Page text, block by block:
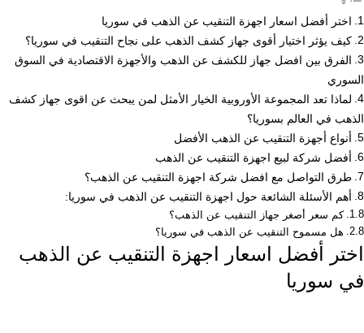
اختر أفضل اسعار اجهزة التنقيب عن الذهب في سوريا
كيف يؤثر اختيار أقوى جهاز كشف الذهب على نجاح التنقيب في سوريا؟
الفرق بين افضل جهاز للكشف عن الذهب والأجهزة الاقتصادية في السوق
السوري
لماذا تعد المجموعة الأوروبية الخيار الأمثل لمن يبحث عن اقوى جهاز كشف
الذهب في العالم بسوريا؟
أنواع أجهزة التنقيب عن الذهب الأفضل
أفضل شركة لبيع اجهزة التنقيب عن الذهب
طرق التواصل مع افضل شركة اجهزة التنقيب عن الذهب؟
أهم الأسئلة الشائعة حول اجهزة التنقيب عن الذهب في سوريا:
كم سعر أصغر جهاز التنقيب عن الذهب؟
هل مسموح التنقيب عن الذهب في سوريا؟
اختر أفضل اسعار اجهزة التنقيب عن الذهب
في سوريا